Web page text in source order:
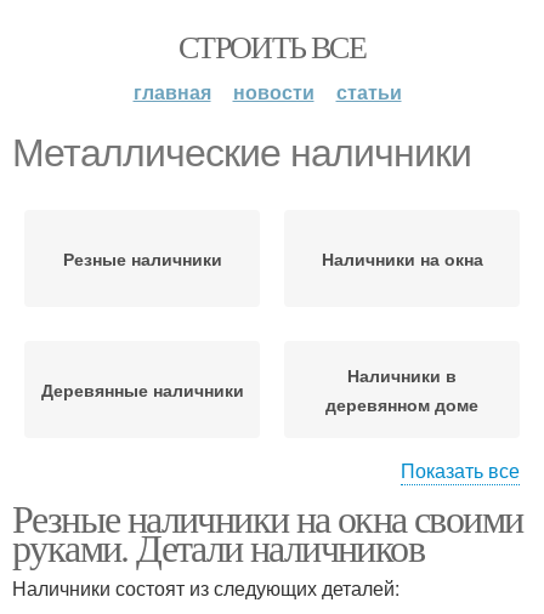
СТРОИТЬ ВСЕ
главная новости статьи
Металлические наличники
Резные наличники Наличники на окна
Деревянные наличники
Наличники в
деревянном доме
наличников
Шаблоны для
деревянных
наличников
Показать все
Резные наличники на окна своими
руками. Детали наличников
Наличники состоят из следующих деталей: